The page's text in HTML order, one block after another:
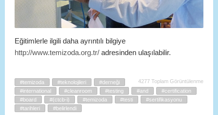
Eğitimlerle ilgili daha ayrıntılı bilgiye
http://www.temizoda.org.tr/ adresinden ulaşılabilir.
4277 Toplam Görüntülenme
#temizoda #teknolojileri
#derneği
#international
#cleanroom #testing #and
#certification
#board
#(ctcb-i) #temizoda #testi
#sertifikasyonu
#tarihleri
#belirlendi